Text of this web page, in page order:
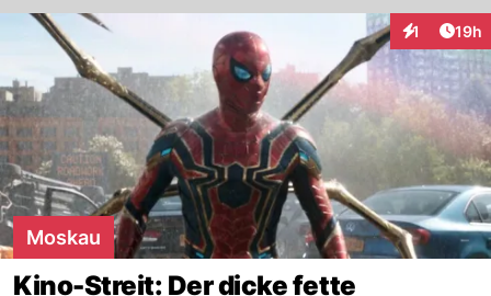
1 19h
Moskau
Kino-Streit: Der dicke fette